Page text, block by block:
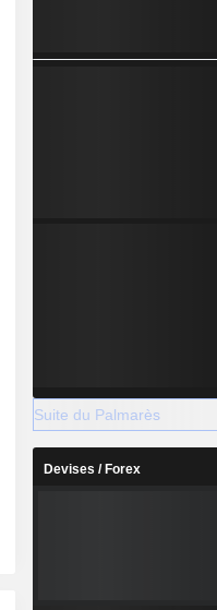
Suite du Palmarès
Devises / Forex